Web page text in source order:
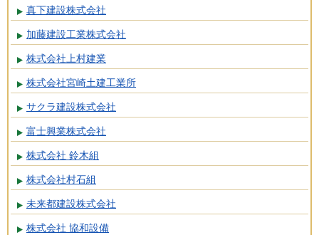
真下建設株式会社
加藤建設工業株式会社
株式会社上村建業
株式会社宮崎土建工業所
サクラ建設株式会社
富士興業株式会社
株式会社 鈴木組
株式会社村石組
未来都建設株式会社
株式会社 協和設備